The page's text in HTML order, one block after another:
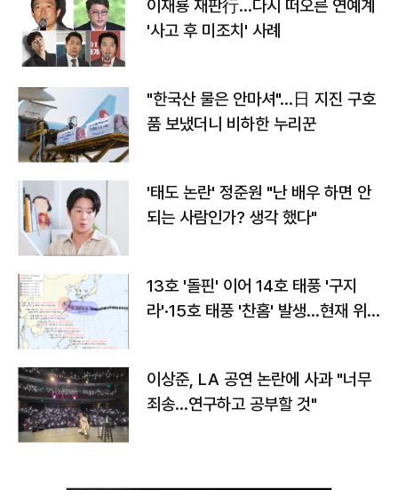
이재룡 재판行…다시 떠오른 연예계
'사고 후 미조치' 사례
"한국산 물은 안마셔"…日 지진 구호
품 보냈더니 비하한 누리꾼
'태도 논란' 정준원 "난 배우 하면 안
되는 사람인가? 생각 했다"
13호 '돌핀' 이어 14호 태풍 '구지
라'·15호 태풍 '찬홈' 발생…현재 위
이상준, LA 공연 논란에 사과 "너무
죄송…연구하고 공부할 것"